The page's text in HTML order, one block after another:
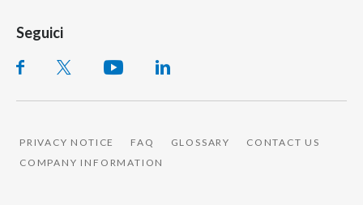
Seguici
PRIVACY NOTICE FAQ GLOSSARY
CONTACT US
COMPANY INFORMATION